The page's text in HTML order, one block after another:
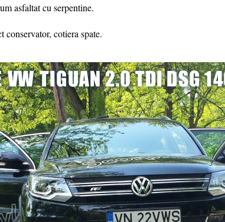
asfaltat cu serpentine.
conservator, cotiera spate.